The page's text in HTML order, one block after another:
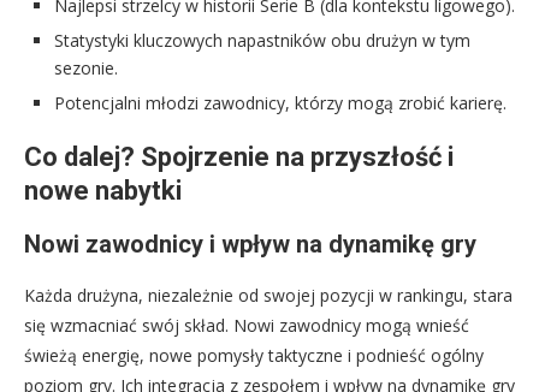
Najlepsi strzelcy w historii Serie B (dla kontekstu ligowego).
Statystyki kluczowych napastników obu drużyn w tym
sezonie.
Potencjalni młodzi zawodnicy, którzy mogą zrobić karierę.
Co dalej? Spojrzenie na przyszłość i
nowe nabytki
Nowi zawodnicy i wpływ na dynamikę gry
Każda drużyna, niezależnie od swojej pozycji w rankingu, stara
się wzmacniać swój skład. Nowi zawodnicy mogą wnieść
świeżą energię, nowe pomysły taktyczne i podnieść ogólny
poziom gry. Ich integracja z zespołem i wpływ na dynamikę gry